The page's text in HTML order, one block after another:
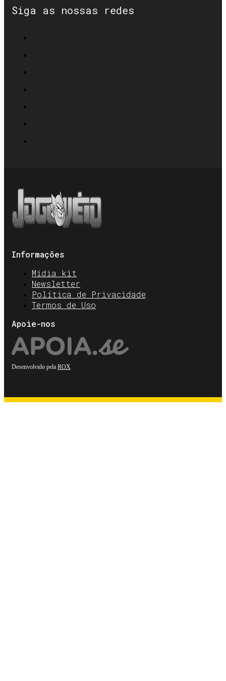
Siga as nossas redes
Informações
Mídia kit
Newsletter
Política de Privacidade
Termos de Uso
Apoie-nos
Desenvolvido pela ROX